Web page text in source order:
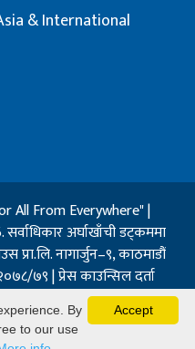
& International
All From Everywhere" |
अर्घाखाँची डट्कममा
प्रा.लि. नागार्जुन–९, काठमाडौं
७९ | प्रेस काउन्सिल दर्ता
सि- नम्बर: ७, दर्ता नम्बर
६८
Nepal
Accept
By
to our use